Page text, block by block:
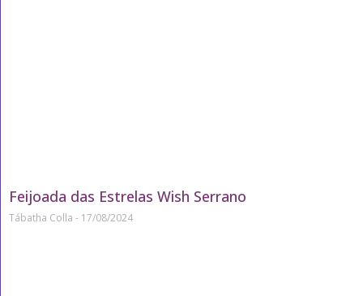
Feijoada das Estrelas Wish Serrano
Tábatha Colla 17/08/2024